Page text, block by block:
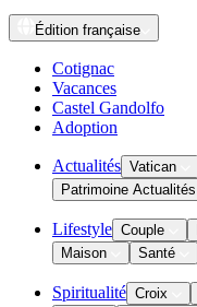
Édition française
Cotignac
Vacances
Castel Gandolfo
Adoption
Actualités Vatican
Patrimoine Actualités
Lifestyle Couple
Maison
Santé
Spiritualité Croix